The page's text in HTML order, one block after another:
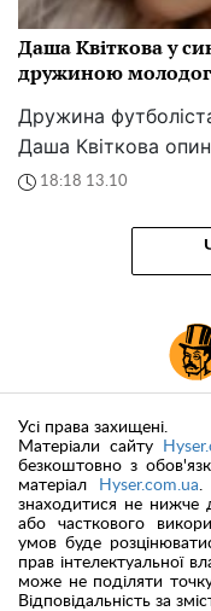
Даша Квіткова у
дружиною
Дружина
Даша Квіткова
18:18 13.10
Усі права захищені.
Матеріали сайту
безкоштовно з
матеріал
Hyser.com.ua.
знаходитися не нижче
або часткового
умов буде
прав інтелектуальної
може не поділяти точку
Відповідальність за